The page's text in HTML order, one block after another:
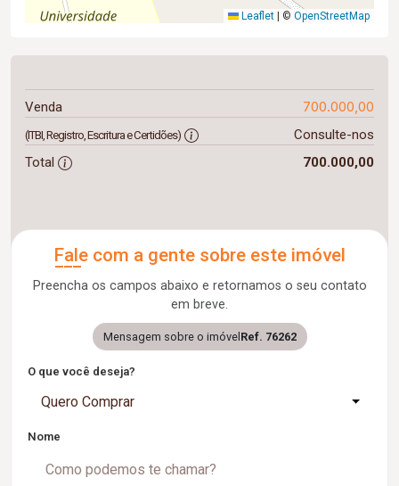
Leaflet © OpenStreetMap
Venda 700.000,00
(ITBI, Registro, Escritura e Certidões)
Consulte-nos
Total
700.000,00
Fale com a gente sobre este imóvel
Preencha os campos abaixo e retornamos o seu contato
em breve.
Mensagem sobre o imóvel Ref. 76262
O que você deseja?
Quero Comprar
Nome